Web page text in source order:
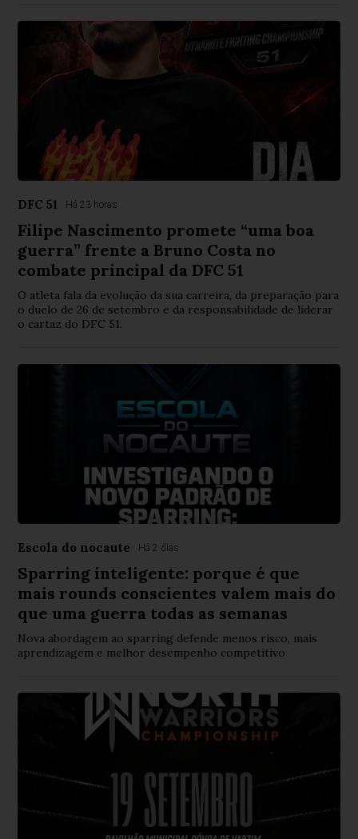
DFC 51 Há 23 horas
Filipe Nascimento promete “uma boa
guerra” frente a Bruno Costa no
combate principal da DFC 51
O atleta fala da evolução da sua carreira, da preparação para
o duelo de 26 de setembro e da responsabilidade de liderar
o cartaz do DFC 51.
Escola do nocaute Há 2 dias
Sparring inteligente: porque é que
mais rounds conscientes valem mais do
que uma guerra todas as semanas
Nova abordagem ao sparring defende menos risco, mais
aprendizagem e melhor desempenho competitivo